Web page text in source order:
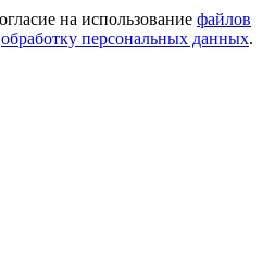
на использование файлов
обработку персональных данных.